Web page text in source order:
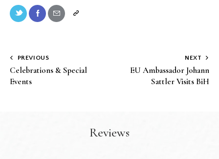
PREVIOUS
Celebrations & Special
Events
NEXT
EU Ambassador Johann
Sattler Visits BiH
Reviews